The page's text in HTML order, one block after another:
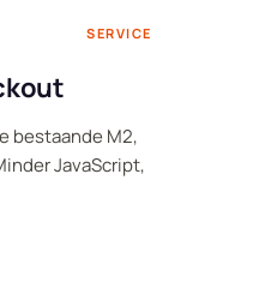
SERVICE
bestaande M2,
JavaScript,